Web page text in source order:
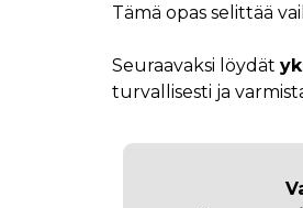
Tämä opas selittää
Seuraavaksi löydät
turvallisesti ja